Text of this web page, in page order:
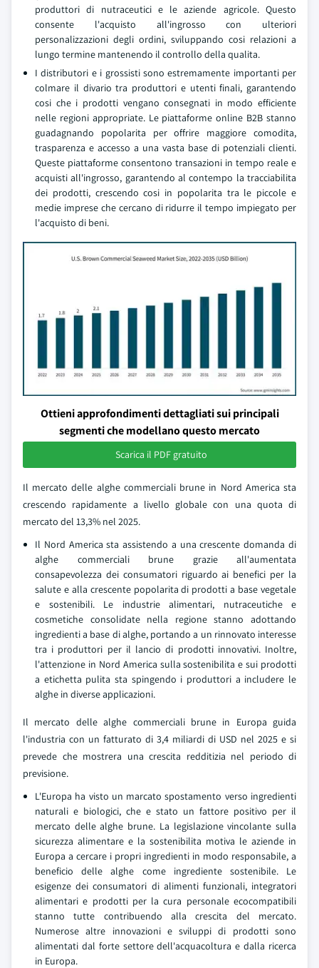
produttori di nutraceutici e le aziende agricole. Questo
consente l'acquisto all'ingrosso con ulteriori
personalizzazioni degli ordini, sviluppando cosi relazioni a
lungo termine mantenendo il controllo della qualita.
I distributori e i grossisti sono estremamente importanti per
colmare il divario tra produttori e utenti finali, garantendo
cosi che i prodotti vengano consegnati in modo efficiente
nelle regioni appropriate. Le piattaforme online B2B stanno
guadagnando popolarita per offrire maggiore comodita,
trasparenza e accesso a una vasta base di potenziali clienti.
Queste piattaforme consentono transazioni in tempo reale e
acquisti all'ingrosso, garantendo al contempo la tracciabilita
dei prodotti, crescendo cosi in popolarita tra le piccole e
medie imprese che cercano di ridurre il tempo impiegato per
l'acquisto di beni.
Ottieni approfondimenti dettagliati sui principali
segmenti che modellano questo mercato
Scarica il PDF gratuito
Il mercato delle alghe commerciali brune in Nord America sta
crescendo rapidamente a livello globale con una quota di
mercato del 13,3% nel 2025.
Il Nord America sta assistendo a una crescente domanda di
alghe commerciali brune grazie all'aumentata
consapevolezza dei consumatori riguardo ai benefici per la
salute e alla crescente popolarita di prodotti a base vegetale
e sostenibili. Le industrie alimentari, nutraceutiche e
cosmetiche consolidate nella regione stanno adottando
ingredienti a base di alghe, portando a un rinnovato interesse
tra i produttori per il lancio di prodotti innovativi. Inoltre,
l'attenzione in Nord America sulla sostenibilita e sui prodotti
a etichetta pulita sta spingendo i produttori a includere le
alghe in diverse applicazioni.
Il mercato delle alghe commerciali brune in Europa guida
l'industria con un fatturato di 3,4 miliardi di USD nel 2025 e si
prevede che mostrera una crescita redditizia nel periodo di
previsione.
L'Europa ha visto un marcato spostamento verso ingredienti
naturali e biologici, che e stato un fattore positivo per il
mercato delle alghe brune. La legislazione vincolante sulla
sicurezza alimentare e la sostenibilita motiva le aziende in
Europa a cercare i propri ingredienti in modo responsabile, a
beneficio delle alghe come ingrediente sostenibile. Le
esigenze dei consumatori di alimenti funzionali, integratori
alimentari e prodotti per la cura personale ecocompatibili
stanno tutte contribuendo alla crescita del mercato.
Numerose altre innovazioni e sviluppi di prodotti sono
alimentati dal forte settore dell'acquacoltura e dalla ricerca
in Europa.